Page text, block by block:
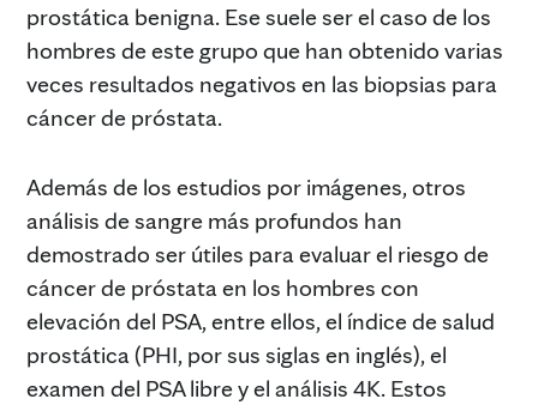
prostática benigna. Ese suele ser el caso de los
hombres de este grupo que han obtenido varias
veces resultados negativos en las biopsias para
cáncer de próstata.
Además de los estudios por imágenes, otros
análisis de sangre más profundos han
demostrado ser útiles para evaluar el riesgo de
cáncer de próstata en los hombres con
elevación del PSA, entre ellos, el índice de salud
prostática (PHI, por sus siglas en inglés), el
examen del PSA libre y el análisis 4K. Estos